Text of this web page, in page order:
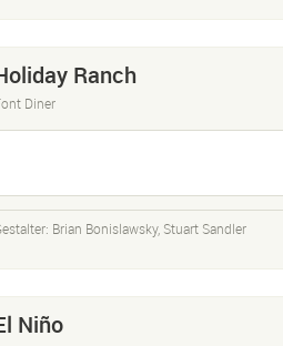
Ranch
Diner
Brian Bonislawsky, Stuart Sandler
Niño